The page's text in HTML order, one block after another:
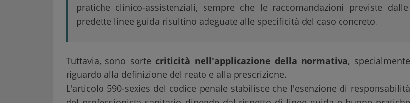
pratiche clinico-assistenziali, sempre che le raccomandazioni previste dalle
predette linee guida risultino adeguate alle specificità del caso concreto.
Tuttavia, sono sorte criticità nell'applicazione della normativa, specialmente
riguardo alla definizione del reato e alla prescrizione.
L'articolo 590-sexies del codice penale stabilisce che l'esenzione di responsabilità